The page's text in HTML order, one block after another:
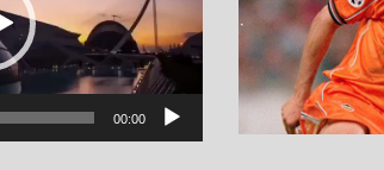
00:00